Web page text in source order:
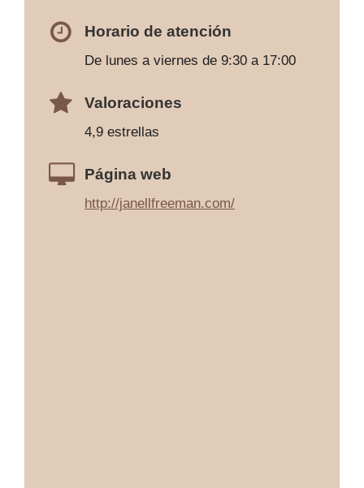
Horario de atención
De lunes a viernes de 9:30 a 17:00
Valoraciones
4,9 estrellas
Página web
http://janellfreeman.com/